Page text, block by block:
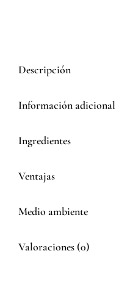
Descripción
Información adicional
Ingredientes
Ventajas
Medio ambiente
Valoraciones (0)